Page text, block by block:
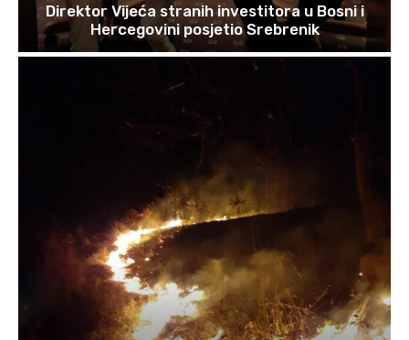
Direktor Vijeća stranih investitora u Bosni i
Hercegovini posjetio Srebrenik